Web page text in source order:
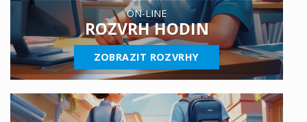
ON-LINE
ROZVRH HODIN
ZOBRAZIT ROZVRHY